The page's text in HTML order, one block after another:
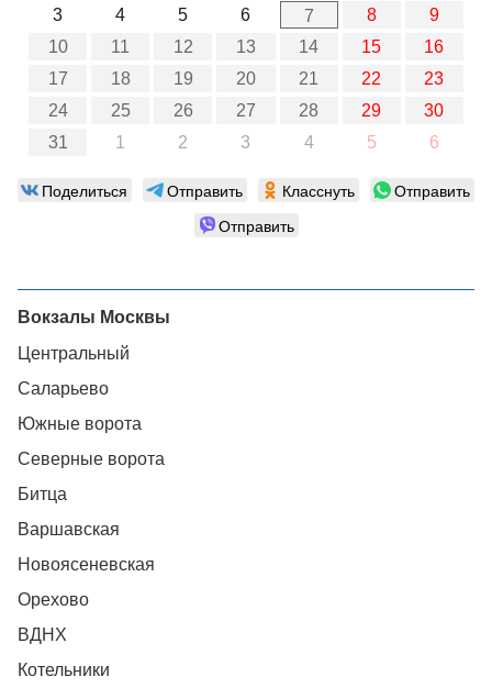
3
4 5 6 7 8
9
10
11 12 13 14 15
16
17
18 19 20 21 22
23
24
25 26 27 28 29
30
31
1 2 3 4 5 6
Поделиться Отправить Класснуть
Отправить
Отправить
Вокзалы Москвы
Центральный
Саларьево
Южные ворота
Северные ворота
Битца
Варшавская
Новоясеневская
Орехово
ВДНХ
Котельники